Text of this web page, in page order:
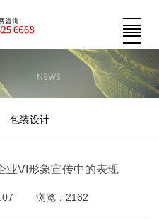
包装设计
业VI形象宣传中的表现
浏览：2162